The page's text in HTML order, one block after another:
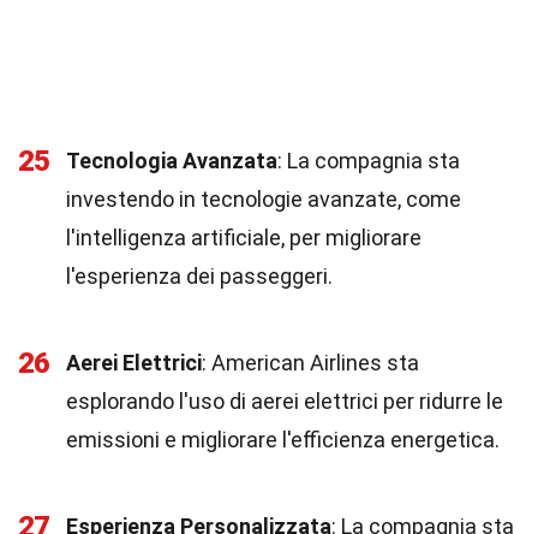
25 Tecnologia Avanzata: La compagnia sta
investendo in tecnologie avanzate, come
l'intelligenza artificiale, per migliorare
l'esperienza dei passeggeri.
26 Aerei Elettrici: American Airlines sta
esplorando l'uso di aerei elettrici per ridurre le
emissioni e migliorare l'efficienza energetica.
27 Esperienza Personalizzata: La compagnia sta